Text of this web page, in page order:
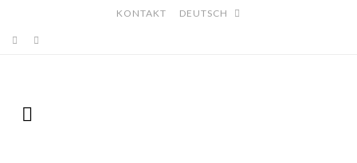
KONTAKT DEUTSCH